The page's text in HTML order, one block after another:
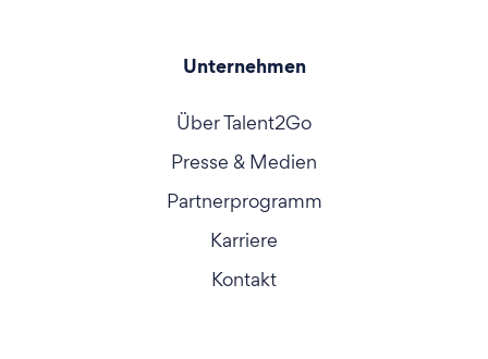
Unternehmen
Über Talent2Go
Presse & Medien
Partnerprogramm
Karriere
Kontakt